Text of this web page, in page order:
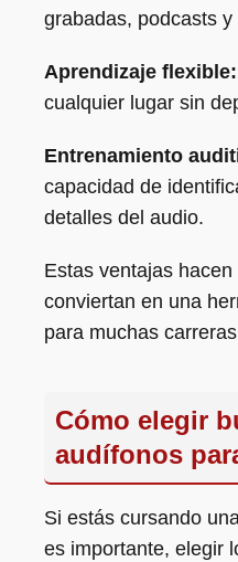
grabadas, podcasts
Aprendizaje flexible:
cualquier lugar sin
Entrenamiento
capacidad de
detalles del audio.
Estas ventajas
conviertan en una
para muchas
Cómo elegir
audífonos
Si estás cursando
es importante, elegir